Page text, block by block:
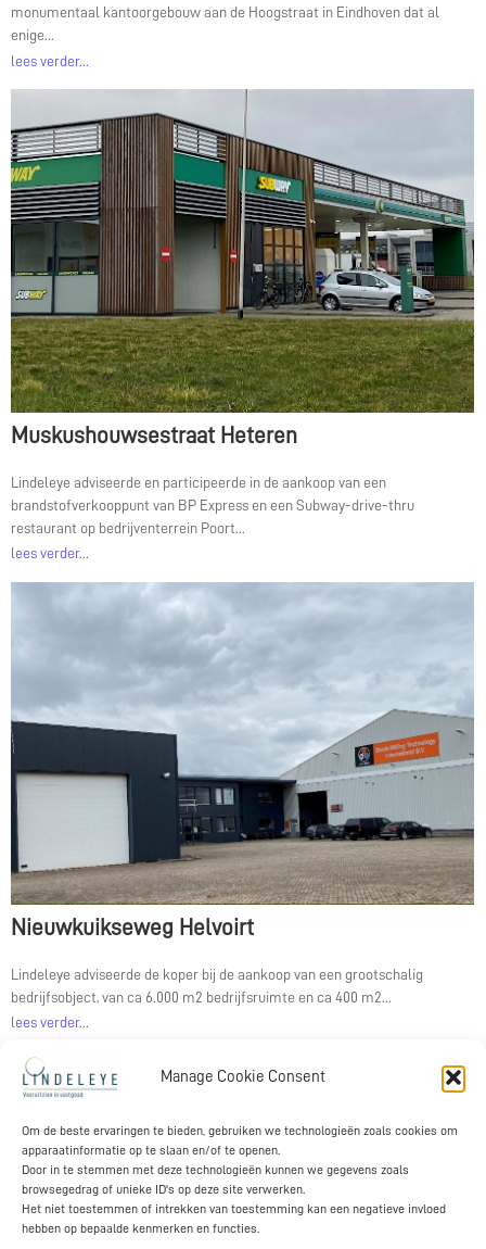
Manage Cookie Consent
Om de beste ervaringen te bieden, gebruiken we technologieën zoals cookies om
apparaatinformatie op te slaan en/of te openen.
Door in te stemmen met deze technologieën kunnen we gegevens zoals
browsegedrag of unieke ID's op deze site verwerken.
Het niet toestemmen of intrekken van toestemming kan een negatieve invloed
hebben op bepaalde kenmerken en functies.
monumentaal kantoorgebouw aan de Hoogstraat in Eindhoven dat al
enige...
lees verder...
Muskushouwsestraat Heteren
Lindeleye adviseerde en participeerde in de aankoop van een
brandstofverkooppunt van BP Express en een Subway-drive-thru
restaurant op bedrijventerrein Poort...
lees verder...
Nieuwkuikseweg Helvoirt
Lindeleye adviseerde de koper bij de aankoop van een grootschalig
bedrijfsobject, van ca 6.000 m2 bedrijfsruimte en ca 400 m2...
lees verder...
Lindeleye, Mathijn van de Pas, Hoenderstraat 10, 5268KW Helvoirt
Nederland
T +31 622 98 67 43mathijn@lindeleye.nl